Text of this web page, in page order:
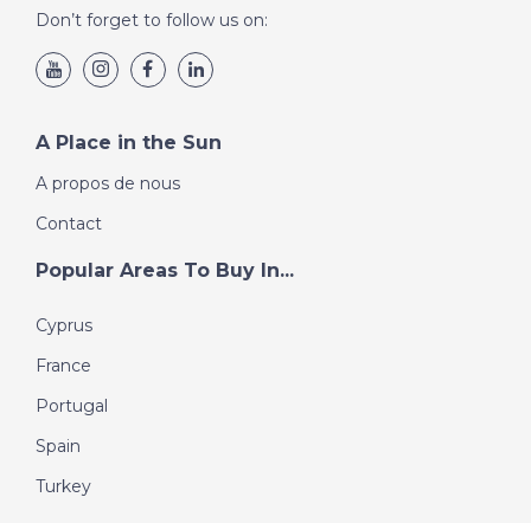
Don’t forget to follow us on:
A Place in the Sun
A propos de nous
Contact
Popular Areas To Buy In...
Cyprus
France
Portugal
Spain
Turkey